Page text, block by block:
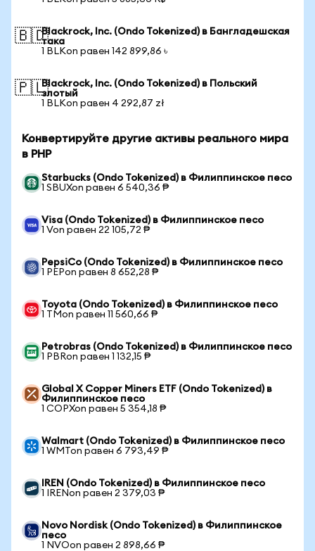
🇧🇩Blackrock, Inc. (Ondo Tokenized) в Бангладешская
така
1 BLKon равен 142 899,86 ৳
🇵🇱Blackrock, Inc. (Ondo Tokenized) в Польский
злотый
1 BLKon равен 4 292,87 zł
Конвертируйте другие активы реального мира
в PHP
Starbucks (Ondo Tokenized) в Филиппинское песо
1 SBUXon равен 6 540,36 ₱
Visa (Ondo Tokenized) в Филиппинское песо
1 Von равен 22 105,72 ₱
PepsiCo (Ondo Tokenized) в Филиппинское песо
1 PEPon равен 8 652,28 ₱
Toyota (Ondo Tokenized) в Филиппинское песо
1 TMon равен 11 560,66 ₱
Petrobras (Ondo Tokenized) в Филиппинское песо
1 PBRon равен 1 132,15 ₱
Global X Copper Miners ETF (Ondo Tokenized) в
Филиппинское песо
1 COPXon равен 5 354,18 ₱
Walmart (Ondo Tokenized) в Филиппинское песо
1 WMTon равен 6 793,49 ₱
IREN (Ondo Tokenized) в Филиппинское песо
1 IRENon равен 2 379,03 ₱
Novo Nordisk (Ondo Tokenized) в Филиппинское
песо
1 NVOon равен 2 898,66 ₱